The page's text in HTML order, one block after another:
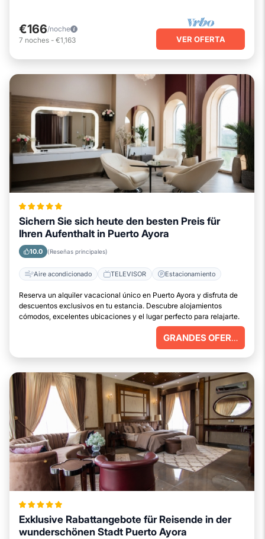
€166/noche
7 noches - €1,163 VER OFERTA
Sichern Sie sich heute den besten Preis für
Ihren Aufenthalt in Puerto Ayora
10.0 (Reseñas principales)
Aire acondicionado TELEVISOR Estacionamiento
Reserva un alquiler vacacional único en Puerto Ayora y disfruta de
descuentos exclusivos en tu estancia. Descubre alojamientos
cómodos, excelentes ubicaciones y el lugar perfecto para relajarte.
GRANDES OFERTAS
Exklusive Rabattangebote für Reisende in der
wunderschönen Stadt Puerto Ayora